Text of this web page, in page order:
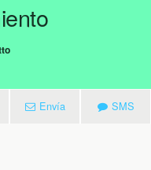
Envía SMS